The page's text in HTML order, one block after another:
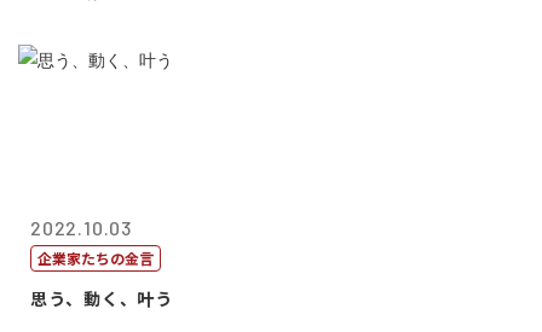
2022.10.03
企業家たちの金言
思う、動く、叶う